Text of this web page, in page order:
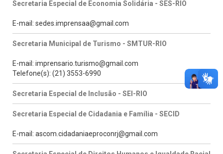
Secretaria Especial de Economia Solidária - SES-RIO
E-mail: sedes.imprensaa@gmail.com
Secretaria Municipal de Turismo - SMTUR-RIO
E-mail: imprensario.turismo@gmail.com
Telefone(s): (21) 3553-6990
Secretaria Especial de Inclusão - SEI-RIO
Secretaria Especial de Cidadania e Família - SECID
E-mail: ascom.cidadaniaeproconrj@gmail.com